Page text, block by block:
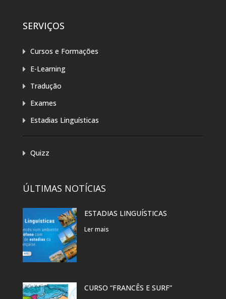
SERVIÇOS
Cursos e Formações
E-Learning
Tradução
Exames
Estadias Linguísticas
Quizz
ÚLTIMAS NOTÍCIAS
ESTADIAS LINGUÍSTICAS
Ler mais
CURSO “FRANCÊS E SURF”